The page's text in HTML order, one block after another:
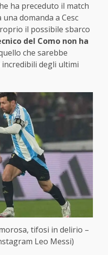
ha preceduto il match
domanda a Cesc
il possibile sbarco
del Como non ha
che sarebbe
degli ultimi
tifosi in delirio –
Leo Messi)